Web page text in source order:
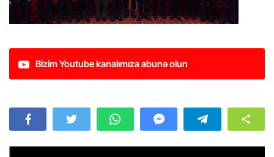
Bizim Youtube kanalımıza abunə olun